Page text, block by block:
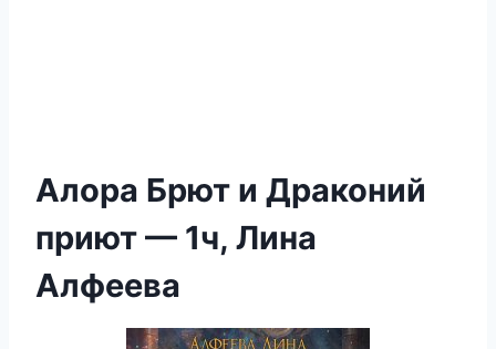
Алора Брют и Драконий
приют — 1ч, Лина
Алфеева